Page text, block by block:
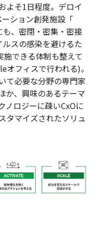
よそ1日程度。デロイ
ション創発施設「
、密閉・密集・密接
スの感染を避けるた
できる体制も整えて
フィスで行われる)。
て必要な分野の専門家
か、興味のあるテーマ
ノロジーに疎いCxOに
タマイズされたソリュ